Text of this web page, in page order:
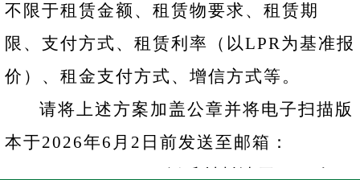
不限于租赁金额、租赁物要求、租赁期
限、支付方式、租赁利率 （以LPR为基准报
价）、 租金支付方式、增信方式等。
请将上述方案加盖公章并将电子扫描版
本于2026年6月2日前发送至邮箱：
qddtyj@163.com。纸质材料请于2026年6